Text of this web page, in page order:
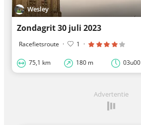
Wesley
Zondagrit 30 juli 2023
Racefietsroute · 1 ·
75,1 km 180 m 03u00
Advertentie